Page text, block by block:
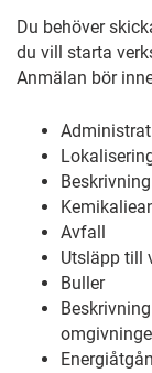
Du behöver
du vill starta
Anmälan bör
Avfall
Utsläpp till
Buller